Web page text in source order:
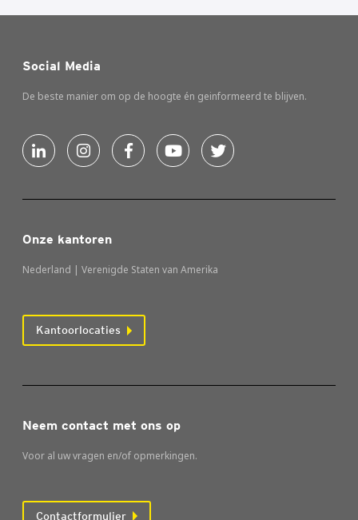
Onze kantoren
Nederland | Verenigde Staten van Amerika
Kantoorlocaties
Social Media
De beste manier om op de hoogte én geinformeerd te blijven.
Neem contact met ons op
Voor al uw vragen en/of opmerkingen.
Contactformulier